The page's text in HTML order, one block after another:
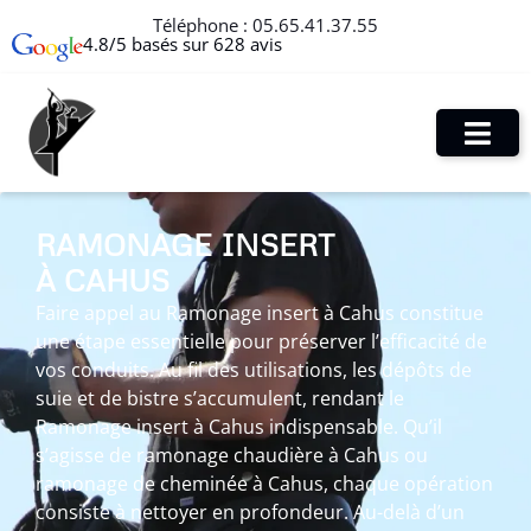
Téléphone : 05.65.41.37.55
4.8/5 basés sur 628 avis
RAMONAGE INSERT
À CAHUS
Faire appel au Ramonage insert à Cahus constitue
une étape essentielle pour préserver l’efficacité de
vos conduits. Au fil des utilisations, les dépôts de
suie et de bistre s’accumulent, rendant le
Ramonage insert à Cahus indispensable. Qu’il
s’agisse de ramonage chaudière à Cahus ou
ramonage de cheminée à Cahus, chaque opération
consiste à nettoyer en profondeur. Au-delà d’un